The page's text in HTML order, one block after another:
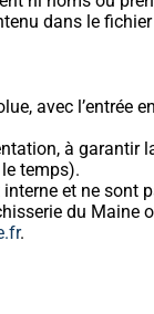
dans le
avec l’entrée
à
temps).
et ne sont
du Maine
.